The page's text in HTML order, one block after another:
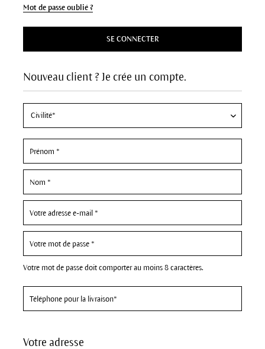
Nouveau client ? Je crée un compte.
Votre mot de passe doit comporter au moins 8 caractères.
Votre adresse
Mot de passe oublié ?
SE CONNECTER